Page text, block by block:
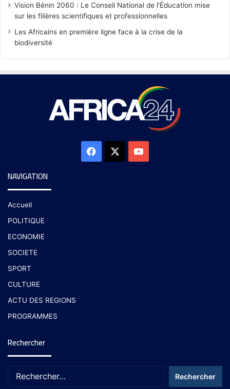
Vision Bénin 2060 : Le Conseil National de l'Éducation mise
sur les filières scientifiques et professionnelles
Les Africains en première ligne face à la crise de la
biodiversité
NAVIGATION
Accueil
POLITIQUE
ECONOMIE
SOCIETE
SPORT
CULTURE
ACTU DES REGIONS
PROGRAMMES
Rechercher